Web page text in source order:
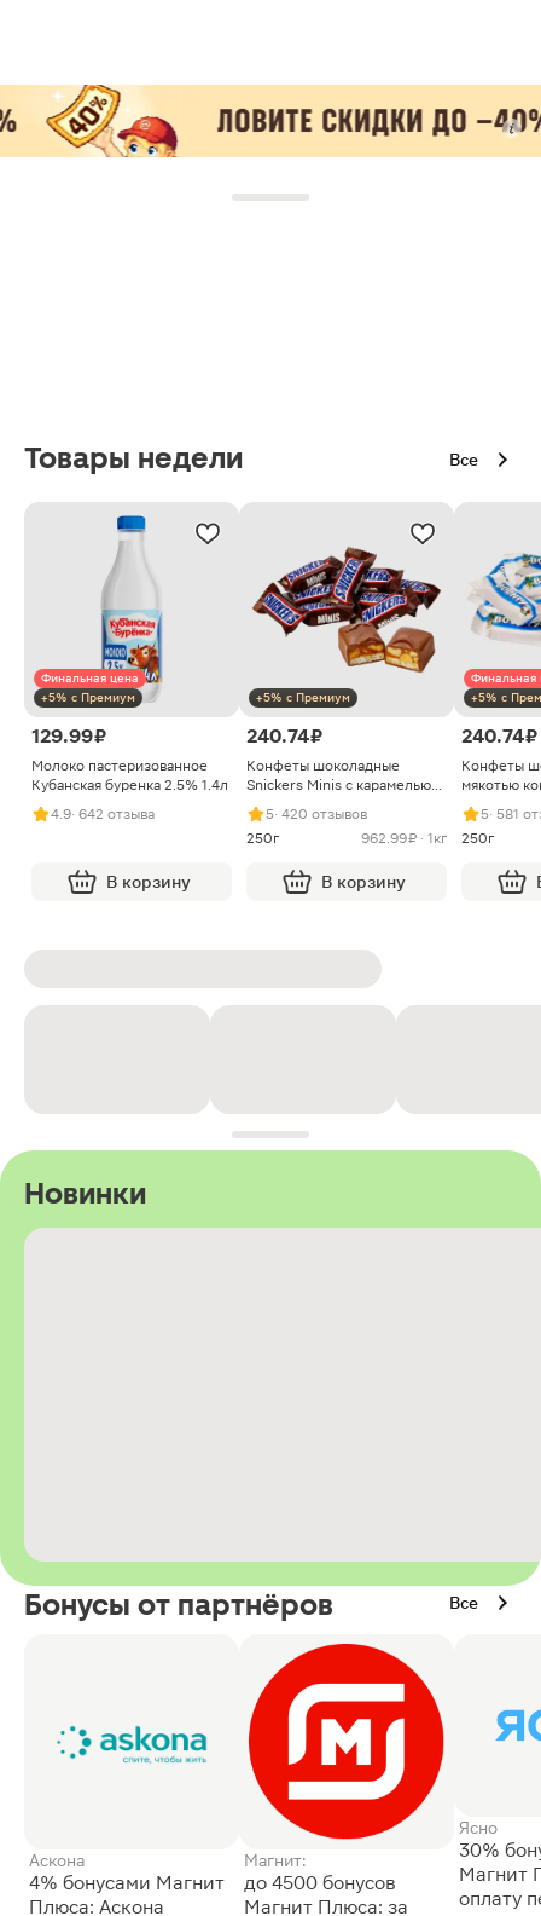
Товары недели Все
Финальная цена
+5% с Премиум
129.99 ₽
Молоко пастеризованное
Кубанская буренка 2.5% 1.4л
4.9· 642 отзыва
В корзину
+5% с Премиум
240.74 ₽
Конфеты шоколадные
Snickers Minis с карамелью
арахисом и нугой
5· 420 отзывов
250г
962.99 ₽ · 1кг
В корзину
Финальная
+5% с
240.74 ₽
Конфеты
мякотью
5· 581
250г
Новинки
Бонусы от партнёров Все
Аскона
4% бонусами Магнит
Плюса: Аскона
Магнит:
до 4500 бонусов
Магнит Плюса: за
Ясно
30%
Магнит
оплату